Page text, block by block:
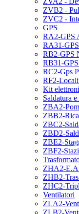
ZVB2 -
ZVC2 -
GPS
RA2-GPS
RA31-
RB2-GPS
RB31-
RC2-Gps
RF2-
Kit
Saldatura
ZBA2-
ZBB2-
ZBC2-
ZBD2-
ZBE2-
ZBF2-
ZHA2-
ZHB2-
ZHC2-
Ventilatori
ZLA2-
ZLB2-